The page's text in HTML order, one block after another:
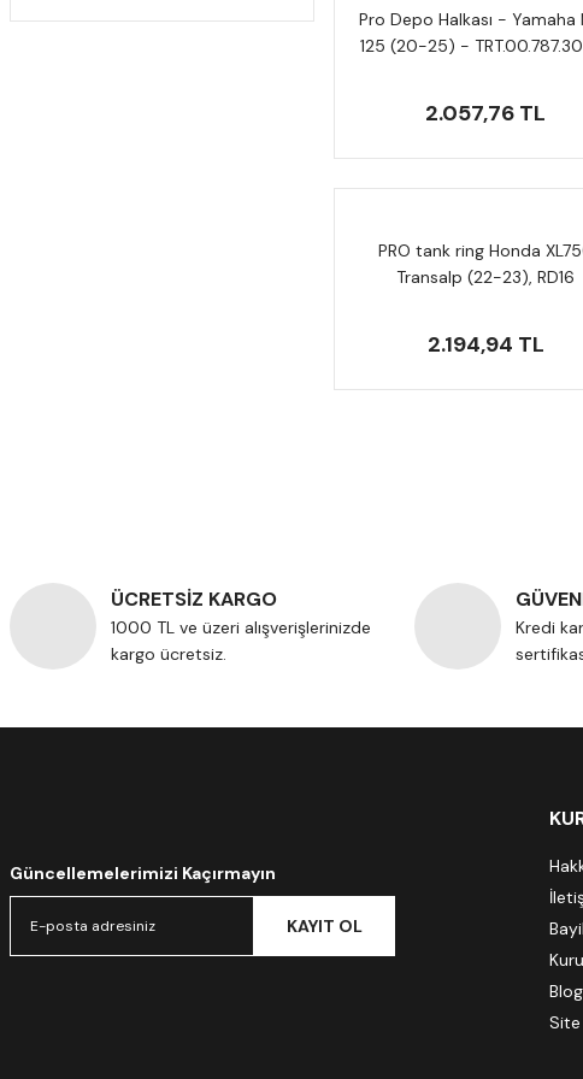
Pro Depo Halkası - Yamaha
125 (20-25) -
2.057,76 TL
PRO tank ring Honda
Transalp (22-23), RD16
2.194,94 TL
ÜCRETSİZ KARGO
1000 TL ve üzeri alışverişlerinizde
kargo ücretsiz.
Kredi
Güncellemelerimizi Kaçırmayın
KAYIT OL
Blog
Site